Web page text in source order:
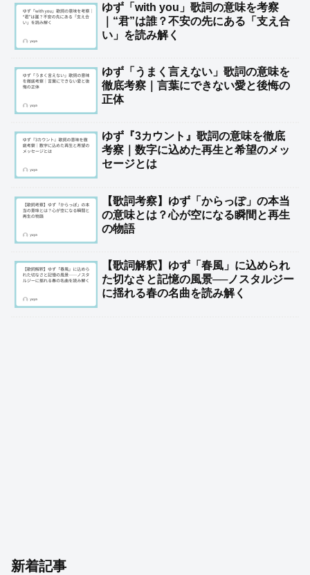
ゆず「with you」歌詞の意味を考察
｜“君”は誰？不安の先にある「支え合
い」を読み解く
ゆず「うまく言えない」歌詞の意味を
徹底考察｜言葉にできない愛と後悔の
正体
ゆず『3カウント』歌詞の意味を徹底
考察｜数字に込めた再生と希望のメッ
セージとは
【歌詞考察】ゆず「からっぽ」の本当
の意味とは？心が空になる瞬間と再生
の物語
【歌詞解釈】ゆず「春風」に込められ
た切なさと記憶の風景──ノスタルジー
に揺れる春の名曲を読み解く
新着記事